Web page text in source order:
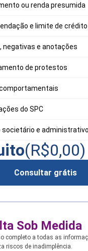
ou renda presumida
e limite de crédito
negativas e anotações
de protestos
do SPC
societário e administrativo
(R$0,00)
Consultar grátis
Sob Medida
completo a todas as
riscos de inadimplência.